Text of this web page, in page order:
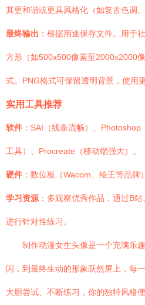
其更和谐或更具风格化（如复古色调
最终输出 ：根据用途保存文件。用于
方形（如500x500像素至2000x2000
式。PNG格式可保留透明背景，使用更
实用工具推荐
软件 ：SAI（线条流畅）、
工具）、Procreate（移动端强大）。
硬件 ：数位板（Wacom、绘王等品牌
学习资源 ：多观察优秀作品，通过B
进行针对性练习。
制作动漫女生头像是一个充满乐
闪，到最终生动的形象跃然屏上，每
大胆尝试、不断练习，你的独特风格